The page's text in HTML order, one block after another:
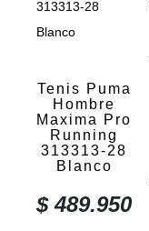
Tenis Puma
Hombre
Maxima Pro
Running
313313-28
Blanco
$489.950